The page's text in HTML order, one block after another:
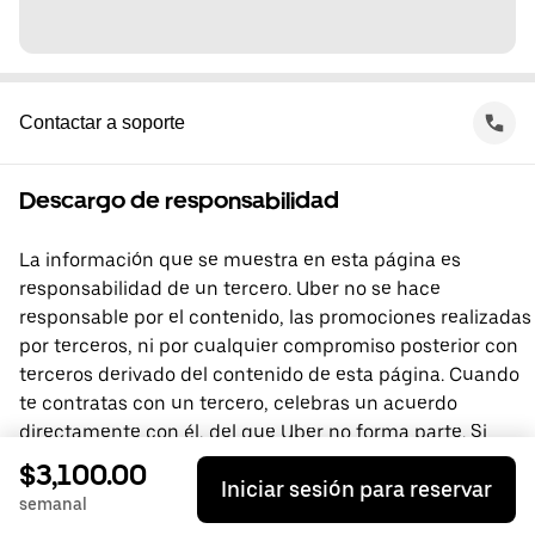
Contactar a soporte
Descargo de responsabilidad
La información que se muestra en esta página es
responsabilidad de un tercero. Uber no se hace
responsable por el contenido, las promociones realizadas
por terceros, ni por cualquier compromiso posterior con
terceros derivado del contenido de esta página. Cuando
te contratas con un tercero, celebras un acuerdo
directamente con él, del que Uber no forma parte. Si
tienes preguntas, comunícate directamente con el
tercero.
$3,100.00
semanal
Iniciar sesión para reservar